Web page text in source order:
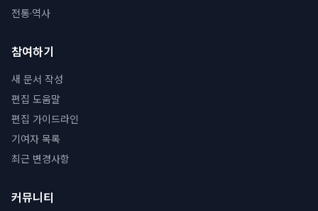
전통·역사
참여하기
새 문서 작성
편집 도움말
편집 가이드라인
기여자 목록
최근 변경사항
커뮤니티